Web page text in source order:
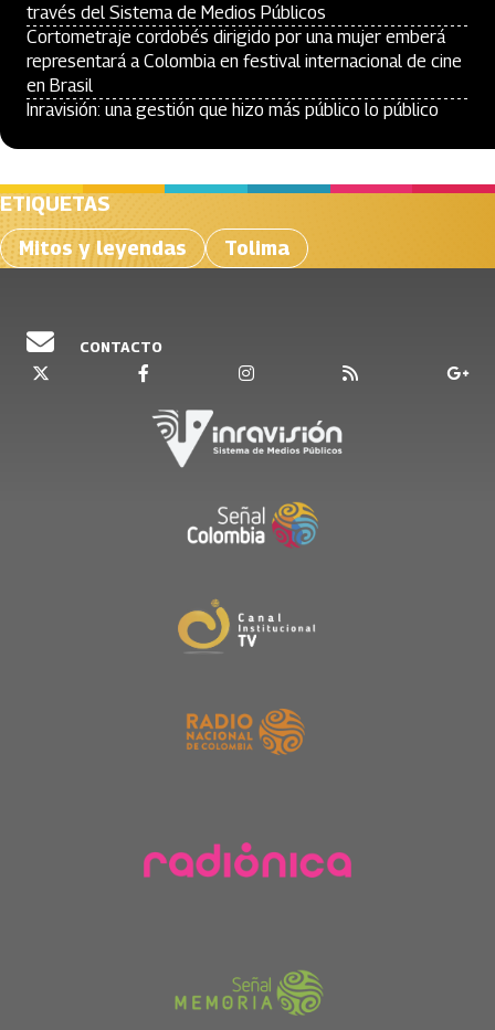
través del Sistema de Medios Públicos
Cortometraje cordobés dirigido por una mujer emberá
representará a Colombia en festival internacional de cine
en Brasil
Inravisión: una gestión que hizo más público lo público
ETIQUETAS
Mitos y leyendas
Tolima
CONTACTO